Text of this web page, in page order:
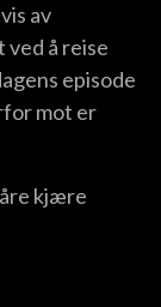
av
å reise
episode
mot er
kjære